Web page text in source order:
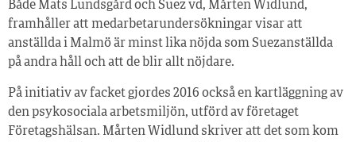
Både Mats Lundsgård och Suez vd, Mårten Widlund,
framhåller att medarbetarundersökningar visar att
anställda i Malmö är minst lika nöjda som Suezanställda
på andra håll och att de blir allt nöjdare.
På initiativ av facket gjordes 2016 också en kartläggning av
den psykosociala arbetsmiljön, utförd av företaget
Företagshälsan. Mårten Widlund skriver att det som kom